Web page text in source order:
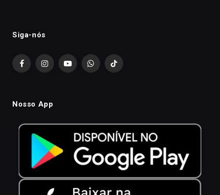
Siga-nós
FacebookInstagramYouTubeWhatsAppTikTok
Nosso App